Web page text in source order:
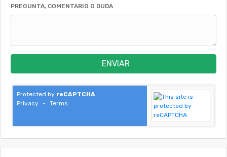
PREGUNTA, COMENTARIO O DUDA
ENVIAR
Protected by reCAPTCHA
Privacy
- Terms